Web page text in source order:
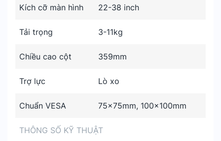
Kích cỡ màn hình 22-38 inch
Tải trọng 3-11kg
Chiều cao cột 359mm
Trợ lực Lò xo
Chuẩn VESA 75x75mm, 100x100mm
THÔNG SỐ KỸ THUẬT